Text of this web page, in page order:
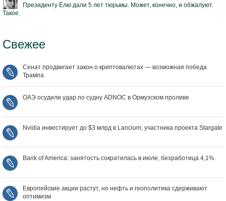
Президенту Ёлю дали 5 лет тюрьмы. Может, конечно, и обжалуют.
Такое.
Свежее
Сенат продвигает закон о криптовалютах — возможная победа
Трампа
ОАЭ осудили удар по судну ADNOC в Ормузском проливе
Nvidia инвестирует до $3 млрд в Lancium, участника проекта Stargate
Bank of America: занятость сократилась в июле, безработица 4,1%
Европейские акции растут, но нефть и геополитика сдерживают
оптимизм